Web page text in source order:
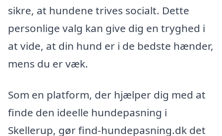
sikre, at hundene trives socialt. Dette
personlige valg kan give dig en tryghed i
at vide, at din hund er i de bedste hænder,
mens du er væk.
Som en platform, der hjælper dig med at
finde den ideelle hundepasning i
Skellerup, gør find-hundepasning.dk det